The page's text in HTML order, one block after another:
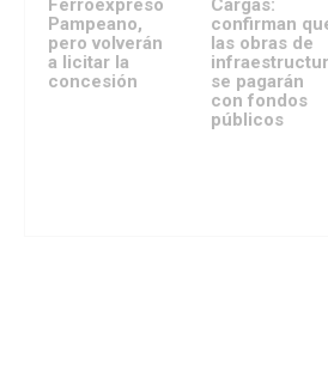
Ferroexpreso
Pampeano,
pero volverán
a licitar la
concesión
Cargas:
confirman
las obras de
se pagarán
con fondos
públicos